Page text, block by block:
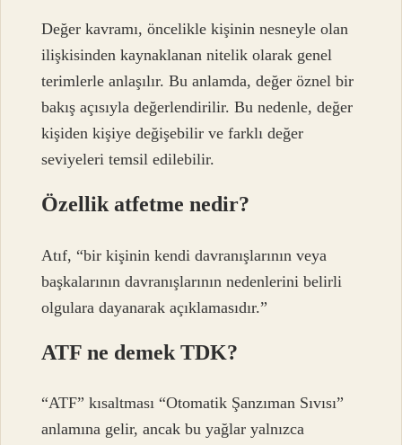
Değer kavramı, öncelikle kişinin nesneyle olan
ilişkisinden kaynaklanan nitelik olarak genel
terimlerle anlaşılır. Bu anlamda, değer öznel bir
bakış açısıyla değerlendirilir. Bu nedenle, değer
kişiden kişiye değişebilir ve farklı değer
seviyeleri temsil edilebilir.
Özellik atfetme nedir?
Atıf, “bir kişinin kendi davranışlarının veya
başkalarının davranışlarının nedenlerini belirli
olgulara dayanarak açıklamasıdır.”
ATF ne demek TDK?
“ATF” kısaltması “Otomatik Şanzıman Sıvısı”
anlamına gelir, ancak bu yağlar yalnızca